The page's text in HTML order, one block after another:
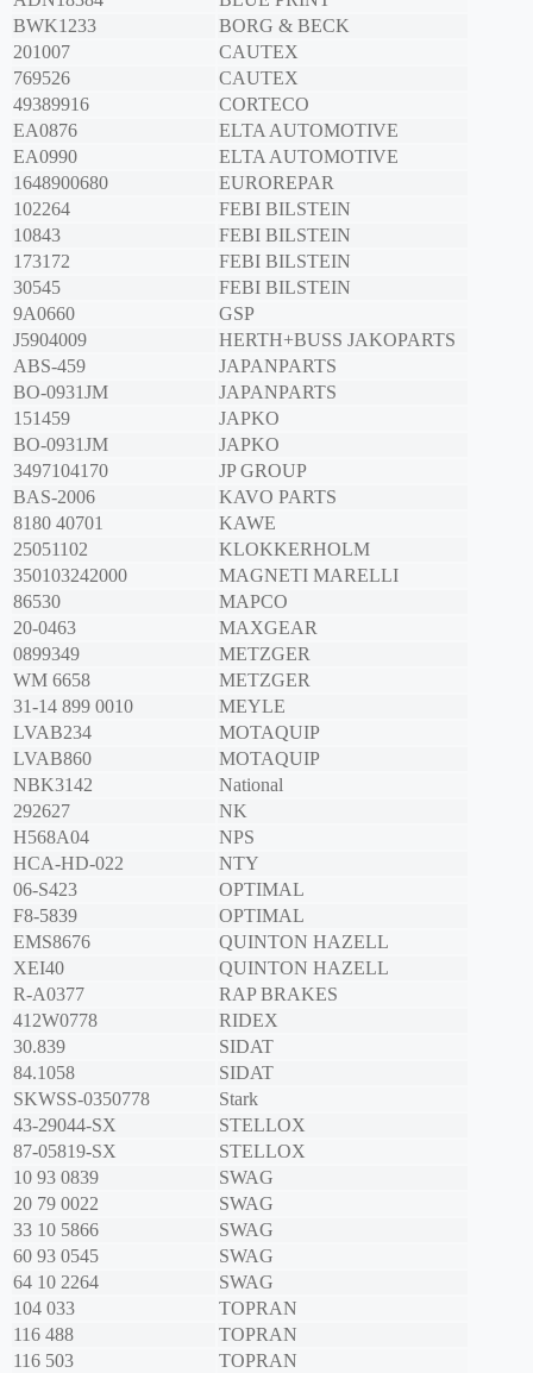
BWK1233
BORG & BECK
201007
CAUTEX
769526
CAUTEX
49389916
CORTECO
EA0876
ELTA AUTOMOTIVE
EA0990
ELTA AUTOMOTIVE
1648900680
EUROREPAR
102264
FEBI BILSTEIN
10843
FEBI BILSTEIN
173172
FEBI BILSTEIN
30545
FEBI BILSTEIN
9A0660
GSP
J5904009
HERTH+BUSS JAKOPARTS
ABS-459
JAPANPARTS
BO-0931JM
JAPANPARTS
151459
JAPKO
BO-0931JM
JAPKO
3497104170
JP GROUP
BAS-2006
KAVO PARTS
8180 40701
KAWE
25051102
KLOKKERHOLM
350103242000
MAGNETI MARELLI
86530
MAPCO
20-0463
MAXGEAR
0899349
METZGER
WM 6658
METZGER
31-14 899 0010
MEYLE
LVAB234
MOTAQUIP
LVAB860
MOTAQUIP
NBK3142
National
292627
NK
H568A04
NPS
HCA-HD-022
NTY
06-S423
OPTIMAL
F8-5839
OPTIMAL
EMS8676
QUINTON HAZELL
XEI40
QUINTON HAZELL
R-A0377
RAP BRAKES
412W0778
RIDEX
30.839
SIDAT
84.1058
SIDAT
SKWSS-0350778
Stark
43-29044-SX
STELLOX
87-05819-SX
STELLOX
10 93 0839
SWAG
20 79 0022
SWAG
33 10 5866
SWAG
60 93 0545
SWAG
64 10 2264
SWAG
104 033
TOPRAN
116 488
TOPRAN
116 503
TOPRAN